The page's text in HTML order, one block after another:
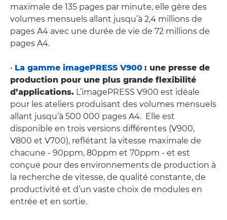
maximale de 135 pages par minute, elle gère des
volumes mensuels allant jusqu’à 2,4 millions de
pages A4 avec une durée de vie de 72 millions de
pages A4.
• La gamme imagePRESS V900 : une presse de
production pour une plus grande flexibilité
d’applications. L’imagePRESS V900 est idéale
pour les ateliers produisant des volumes mensuels
allant jusqu’à 500 000 pages A4. Elle est
disponible en trois versions différentes (V900,
V800 et V700), reflétant la vitesse maximale de
chacune - 90ppm, 80ppm et 70ppm - et est
conçue pour des environnements de production à
la recherche de vitesse, de qualité constante, de
productivité et d’un vaste choix de modules en
entrée et en sortie.